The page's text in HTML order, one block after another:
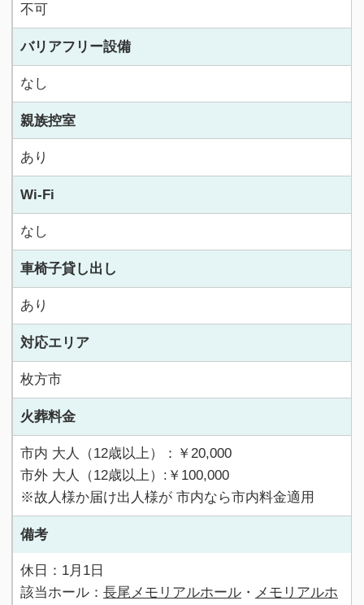
不可
バリアフリー設備
なし
親族控室
あり
Wi-Fi
なし
車椅子貸し出し
あり
対応エリア
枚方市
火葬料金
市内 大人（12歳以上）：￥20,000
市外 大人（12歳以上）:￥100,000
※故人様か届け出人様が 市内なら市内料金適用
備考
休日：1月1日
該当ホール：長尾メモリアルホール ・ メモリアルホ